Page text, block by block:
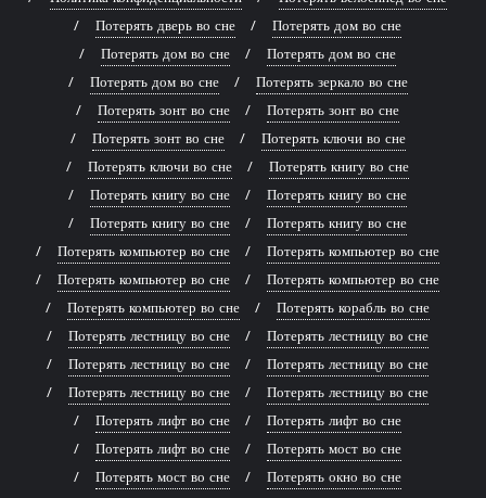
Потерять дверь во сне
Потерять дом во сне
Потерять дом во сне
Потерять дом во сне
Потерять дом во сне
Потерять зеркало во сне
Потерять зонт во сне
Потерять зонт во сне
Потерять зонт во сне
Потерять ключи во сне
Потерять ключи во сне
Потерять книгу во сне
Потерять книгу во сне
Потерять книгу во сне
Потерять книгу во сне
Потерять книгу во сне
Потерять компьютер во сне
Потерять компьютер во сне
Потерять компьютер во сне
Потерять компьютер во сне
Потерять компьютер во сне
Потерять корабль во сне
Потерять лестницу во сне
Потерять лестницу во сне
Потерять лестницу во сне
Потерять лестницу во сне
Потерять лестницу во сне
Потерять лестницу во сне
Потерять лифт во сне
Потерять лифт во сне
Потерять лифт во сне
Потерять мост во сне
Потерять мост во сне
Потерять окно во сне